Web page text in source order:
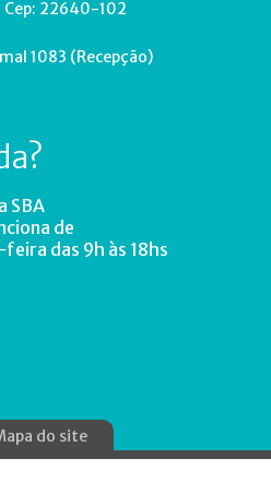
Cep: 22640-102
1083 (Recepção)
SBA
de
das 9h às 18hs
do site